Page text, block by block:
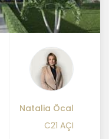
Natalia Öcal
C21 AÇI